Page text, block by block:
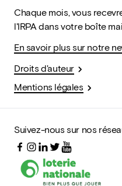
Chaque mois, vous
l'IRPA dans votre boîte
En savoir plus sur notre
Droits d'auteur
Mentions légales
Suivez-nous sur nos